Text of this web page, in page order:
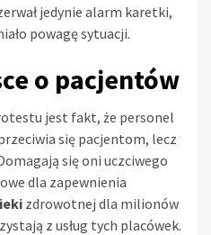
jedynie alarm karetki,
powagę sytuacji.
o pacjentów
jest fakt, że personel
się pacjentom, lecz
się oni uczciwego
dla zapewnienia
zdrowotnej dla milionów
z usług tych placówek.